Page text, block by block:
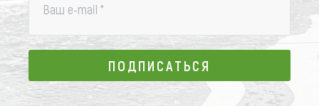
Ваш e-mail *
ПОДПИСАТЬСЯ
ПОДПИСАТЬСЯ